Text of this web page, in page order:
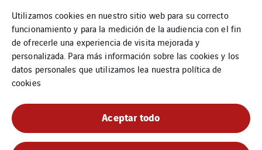
346 N Justine St Ste
302 , Chicago, IL
60607 – ESTADOS
UNIDOS
880 Rue Roy E,
Montreal, Quebec,
H2L 1E6 – CANADA
Francia: +33 4 58 82
82 82
Utilizamos cookies en nuestro sitio web para su correcto
funcionamiento y para la medición de la audiencia con el fin
de ofrecerle una experiencia de visita mejorada y
personalizada. Para más información sobre las cookies y los
datos personales que utilizamos lea nuestra política de
cookies
Aceptar todo